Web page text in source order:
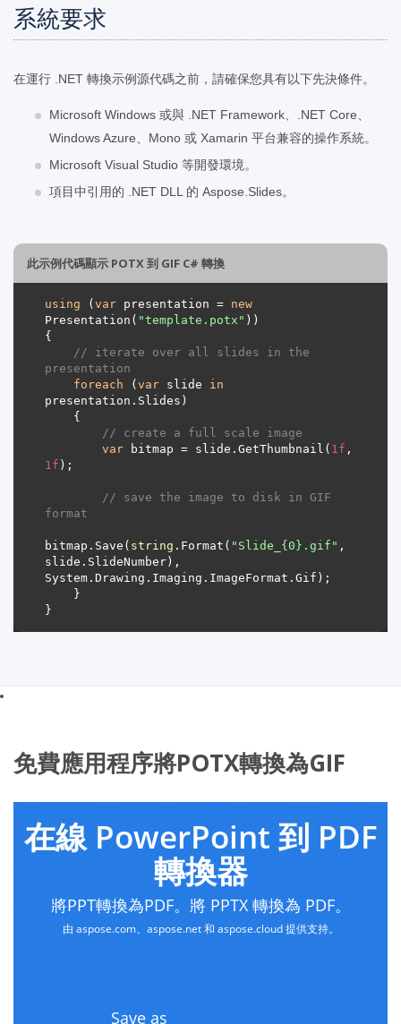
系統要求
在運行 .NET 轉換示例源代碼之前，請確保您具有以下先決條件。
Microsoft Windows 或與 .NET Framework、.NET Core、
Windows Azure、Mono 或 Xamarin 平台兼容的操作系統。
Microsoft Visual Studio 等開發環境。
項目中引用的 .NET DLL 的 Aspose.Slides。
此示例代碼顯示 POTX 到 GIF C# 轉換
using (var presentation = new
Presentation( "template.potx"
// iterate over all slides in the
presentation
foreach (var slide in
// create a full scale image
var bitmap = slide.GetThumbnail( 1f
1f
// save the image to disk in GIF
format
bitmap.Save( string .Format( "Slide_{0}.gif" ,
slide.SlideNumber),
免費應用程序將POTX轉換為GIF